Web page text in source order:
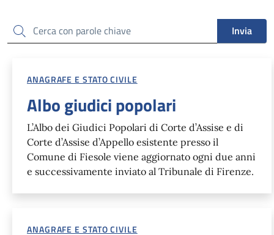
Cerca Invia
ANAGRAFE E STATO CIVILE
Albo giudici popolari
L’Albo dei Giudici Popolari di Corte d’Assise e di
Corte d’Assise d’Appello esistente presso il
Comune di Fiesole viene aggiornato ogni due anni
e successivamente inviato al Tribunale di Firenze.
ANAGRAFE E STATO CIVILE